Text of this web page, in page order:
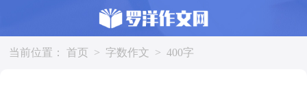
当前位置： 首页 > 字数作文 > 400字